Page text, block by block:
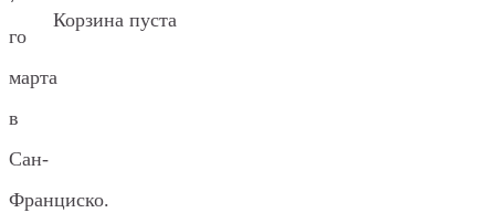
Корзина пуста
го
марта
в
Сан-
Франциско.